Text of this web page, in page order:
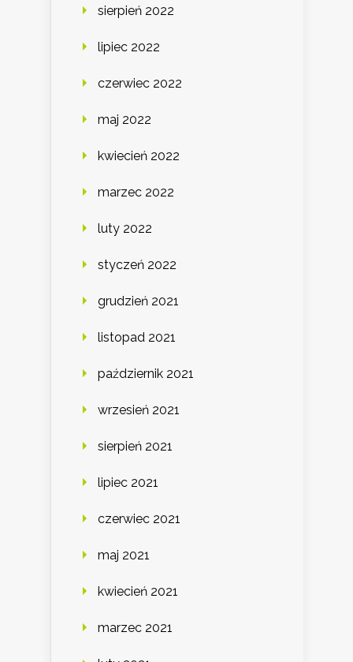
sierpień 2022
lipiec 2022
czerwiec 2022
maj 2022
kwiecień 2022
marzec 2022
luty 2022
styczeń 2022
grudzień 2021
listopad 2021
październik 2021
wrzesień 2021
sierpień 2021
lipiec 2021
czerwiec 2021
maj 2021
kwiecień 2021
marzec 2021